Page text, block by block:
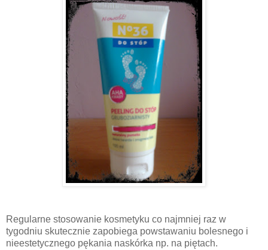
Regularne stosowanie kosmetyku co najmniej raz w
tygodniu skutecznie zapobiega powstawaniu bolesnego i
nieestetycznego pękania naskórka np. na piętach.